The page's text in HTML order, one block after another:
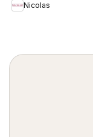
Nicolas